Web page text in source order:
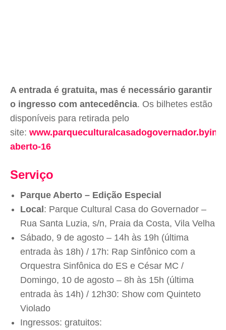
A entrada é gratuita, mas é necessário garantir
o ingresso com antecedência. Os bilhetes estão
disponíveis para retirada pelo
site:
aberto-16
Serviço
Parque Aberto – Edição Especial
Local : Parque Cultural Casa do Governador –
Rua Santa Luzia, s/n, Praia da Costa, Vila Velha
Sábado, 9 de agosto – 14h às 19h (última
entrada às 18h) / 17h: Rap Sinfônico com a
Orquestra Sinfônica do ES e César MC /
Domingo, 10 de agosto – 8h às 15h (última
entrada às 14h) / 12h30: Show com Quinteto
Violado
Ingressos: gratuitos: